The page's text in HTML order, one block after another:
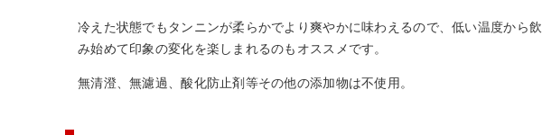
冷えた状態でもタンニンが柔らかでより爽やかに味わえるので、低い温度から飲
み始めて印象の変化を楽しまれるのもオススメです。
無清澄、無濾過、酸化防止剤等その他の添加物は不使用。